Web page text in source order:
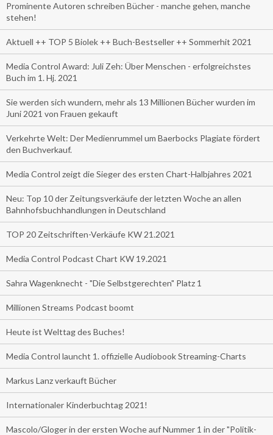
Prominente Autoren schreiben Bücher - manche gehen, manche
stehen!
Aktuell ++ TOP 5 Biolek ++ Buch-Bestseller ++ Sommerhit 2021
Media Control Award: Juli Zeh: Über Menschen - erfolgreichstes
Buch im 1. Hj. 2021
Sie werden sich wundern, mehr als 13 Millionen Bücher wurden im
Juni 2021 von Frauen gekauft
Verkehrte Welt: Der Medienrummel um Baerbocks Plagiate fördert
den Buchverkauf.
Media Control zeigt die Sieger des ersten Chart-Halbjahres 2021
Neu: Top 10 der Zeitungsverkäufe der letzten Woche an allen
Bahnhofsbuchhandlungen in Deutschland
TOP 20 Zeitschriften-Verkäufe KW 21.2021
Media Control Podcast Chart KW 19.2021
Sahra Wagenknecht - "Die Selbstgerechten" Platz 1
Millionen Streams Podcast boomt
Heute ist Welttag des Buches!
Media Control launcht 1. offizielle Audiobook Streaming-Charts
Markus Lanz verkauft Bücher
Internationaler Kinderbuchtag 2021!
Mascolo/Gloger in der ersten Woche auf Nummer 1 in der "Politik-